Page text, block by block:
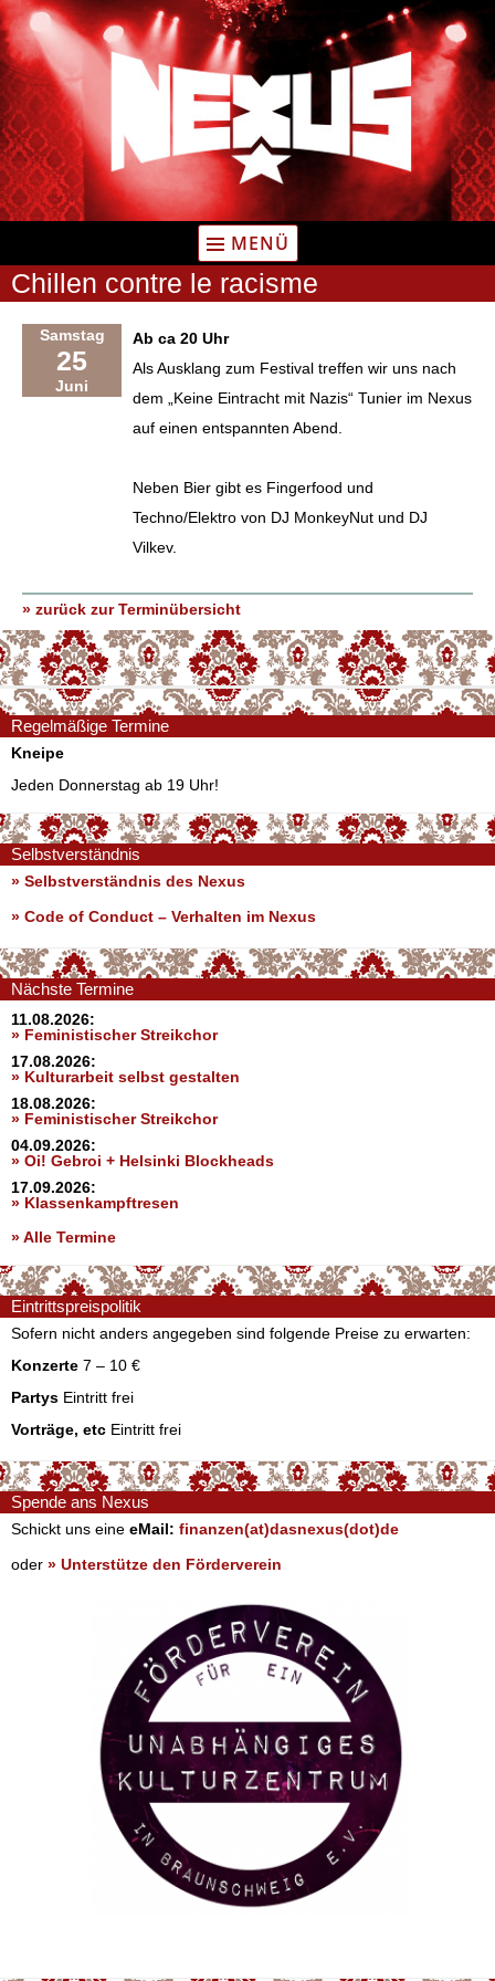
Zum
Inhalt
springen
MENÜ
Chillen contre le racisme
Samstag
25
Juni
Ab ca 20 Uhr
Als Ausklang zum Festival treffen wir uns nach
dem „Keine Eintracht mit Nazis“ Tunier im Nexus
auf einen entspannten Abend.
Neben Bier gibt es Fingerfood und
Techno/Elektro von DJ MonkeyNut und DJ
Vilkev.
» zurück zur Terminübersicht
Regelmäßige Termine
Kneipe
Jeden Donnerstag ab 19 Uhr!
Selbstverständnis
» Selbstverständnis des Nexus
» Code of Conduct – Verhalten im Nexus
Nächste Termine
11.08.2026:
» Feministischer Streikchor
17.08.2026:
» Kulturarbeit selbst gestalten
18.08.2026:
» Feministischer Streikchor
04.09.2026:
» Oi! Gebroi + Helsinki Blockheads
17.09.2026:
» Klassenkampftresen
» Alle Termine
Eintrittspreispolitik
Sofern nicht anders angegeben sind folgende Preise zu erwarten:
Konzerte 7 – 10 €
Partys Eintritt frei
Vorträge, etc Eintritt frei
Spende ans Nexus
Schickt uns eine eMail: finanzen(at)dasnexus(dot)de
oder » Unterstütze den Förderverein